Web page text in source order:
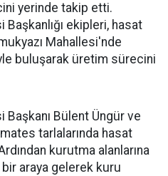
yerinde takip etti.
ekipleri, hasat
Mahallesi'nde
buluşarak üretim sürecini
Başkanı Bülent Üngür ve
tarlalarında hasat
kurutma alanlarına
araya gelerek kuru